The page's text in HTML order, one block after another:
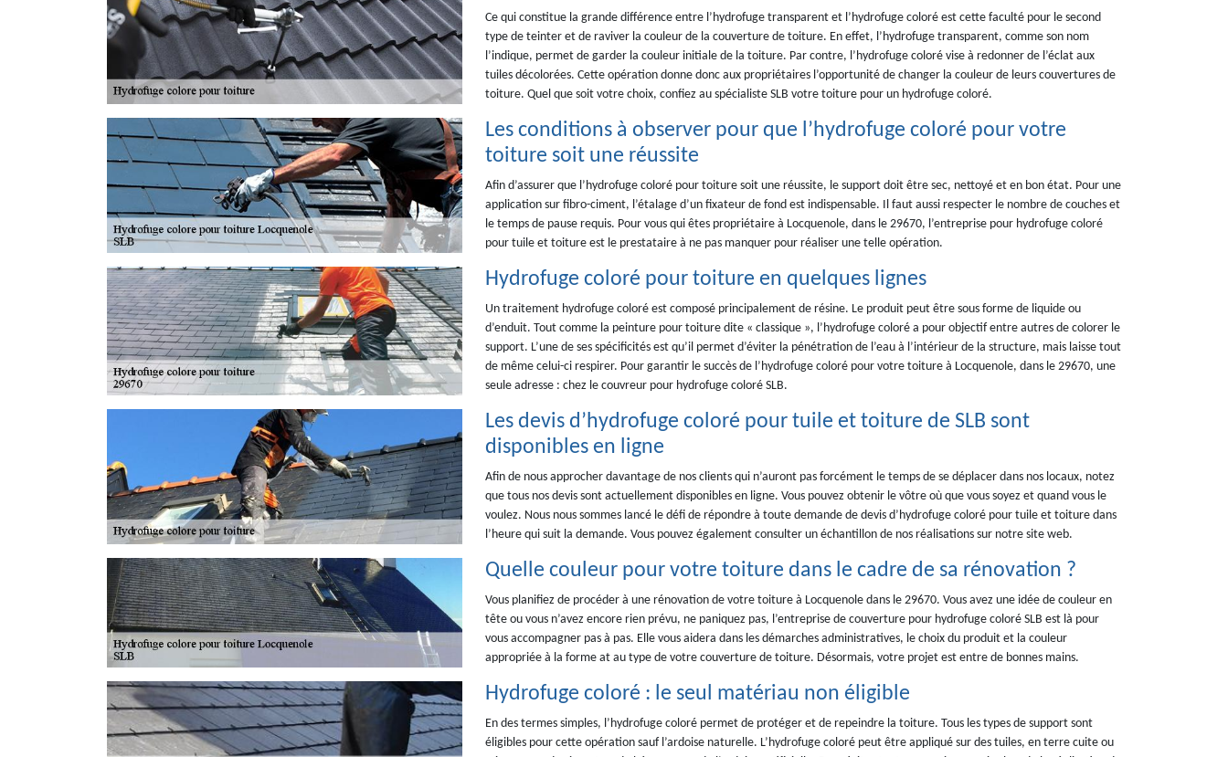
Ce qui constitue la grande différence entre l’hydrofuge transparent et l’hydrofuge coloré est cette faculté pour le second
type de teinter et de raviver la couleur de la couverture de toiture. En effet, l’hydrofuge transparent, comme son nom
l’indique, permet de garder la couleur initiale de la toiture. Par contre, l’hydrofuge coloré vise à redonner de l’éclat aux
tuiles décolorées. Cette opération donne donc aux propriétaires l’opportunité de changer la couleur de leurs couvertures de
toiture. Quel que soit votre choix, confiez au spécialiste SLB votre toiture pour un hydrofuge coloré.
Les conditions à observer pour que l’hydrofuge coloré pour votre
toiture soit une réussite
Afin d’assurer que l’hydrofuge coloré pour toiture soit une réussite, le support doit être sec, nettoyé et en bon état. Pour une
application sur fibro-ciment, l’étalage d’un fixateur de fond est indispensable. Il faut aussi respecter le nombre de couches et
le temps de pause requis. Pour vous qui êtes propriétaire à Locquenole, dans le 29670, l’entreprise pour hydrofuge coloré
pour tuile et toiture est le prestataire à ne pas manquer pour réaliser une telle opération.
Hydrofuge coloré pour toiture en quelques lignes
Un traitement hydrofuge coloré est composé principalement de résine. Le produit peut être sous forme de liquide ou
d’enduit. Tout comme la peinture pour toiture dite « classique », l’hydrofuge coloré a pour objectif entre autres de colorer le
support. L’une de ses spécificités est qu’il permet d’éviter la pénétration de l’eau à l’intérieur de la structure, mais laisse tout
de même celui-ci respirer. Pour garantir le succès de l’hydrofuge coloré pour votre toiture à Locquenole, dans le 29670, une
seule adresse : chez le couvreur pour hydrofuge coloré SLB.
Les devis d’hydrofuge coloré pour tuile et toiture de SLB sont
disponibles en ligne
Afin de nous approcher davantage de nos clients qui n’auront pas forcément le temps de se déplacer dans nos locaux, notez
que tous nos devis sont actuellement disponibles en ligne. Vous pouvez obtenir le vôtre où que vous soyez et quand vous le
voulez. Nous nous sommes lancé le défi de répondre à toute demande de devis d’hydrofuge coloré pour tuile et toiture dans
l’heure qui suit la demande. Vous pouvez également consulter un échantillon de nos réalisations sur notre site web.
Quelle couleur pour votre toiture dans le cadre de sa rénovation ?
Vous planifiez de procéder à une rénovation de votre toiture à Locquenole dans le 29670. Vous avez une idée de couleur en
tête ou vous n’avez encore rien prévu, ne paniquez pas, l’entreprise de couverture pour hydrofuge coloré SLB est là pour
vous accompagner pas à pas. Elle vous aidera dans les démarches administratives, le choix du produit et la couleur
appropriée à la forme at au type de votre couverture de toiture. Désormais, votre projet est entre de bonnes mains.
Hydrofuge coloré : le seul matériau non éligible
En des termes simples, l’hydrofuge coloré permet de protéger et de repeindre la toiture. Tous les types de support sont
éligibles pour cette opération sauf l’ardoise naturelle. L’hydrofuge coloré peut être appliqué sur des tuiles, en terre cuite ou